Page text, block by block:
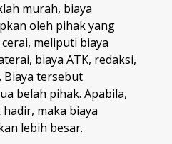
murah, biaya
oleh pihak yang
meliputi biaya
biaya ATK, redaksi,
Biaya tersebut
belah pihak. Apabila,
maka biaya
lebih besar.